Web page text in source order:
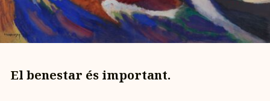
El benestar és important.